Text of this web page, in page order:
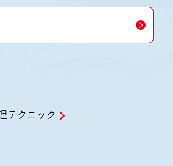
テクニック